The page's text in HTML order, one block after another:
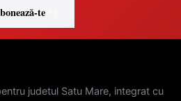
te
judetul Satu Mare, integrat cu